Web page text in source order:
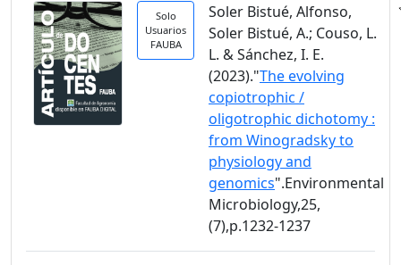
Solo
Usuarios
FAUBA
Soler Bistué, Alfonso,
Soler Bistué, A.; Couso, L.
L. & Sánchez, I. E.
(2023)."The evolving
copiotrophic /
oligotrophic dichotomy :
from Winogradsky to
physiology and
genomics".Environmental
Microbiology,25,
(7),p.1232-1237